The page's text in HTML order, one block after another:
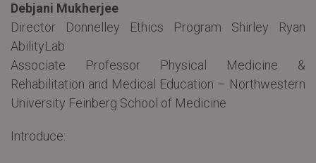
Debjani Mukherjee
Director Donnelley Ethics Program Shirley Ryan
AbilityLab
Associate Professor Physical Medicine &
Rehabilitation and Medical Education – Northwestern
University Feinberg School of Medicine
Introduce: